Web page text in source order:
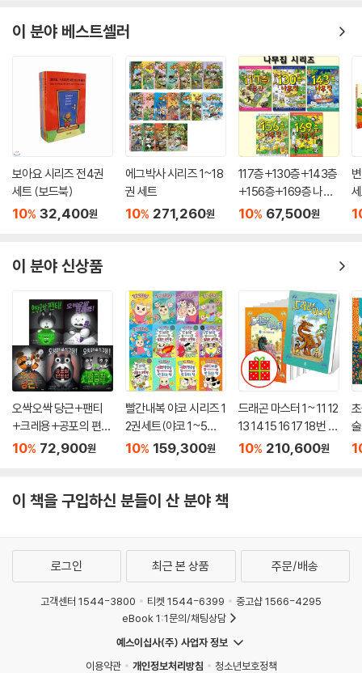
이 분야 베스트셀러
보아요 시리즈 전4권
세트 (보드북)
10% 32,400원
에그박사 시리즈 1~18
권 세트
10% 271,260원
117층+130층+143층
+156층+169층 나무
집 시리즈
10% 67,500원
이 분야 신상품
오싹오싹 당근+팬티
+크레용+공포의 편도
선+끔찍한 샐러드 세
10% 72,900원
빨간내복 야코 시리즈 1
2권세트(야코 1~5권
+야코 과학 1~4권
모지]
10% 159,300원
드래곤 마스터 1~ 11 12
13 14 15 16 17 18번 세
트 (전18권)
10% 210,600원
이 책을 구입하신 분들이 산 분야 책
로그인 최근 본 상품 주문/배송
고객센터 1544-3800 티켓 1544-6399
중고샵 1566-4295
eBook 1:1문의/채팅상담
예스이십사(주) 사업자 정보
이용약관
개인정보처리방침
청소년보호정책